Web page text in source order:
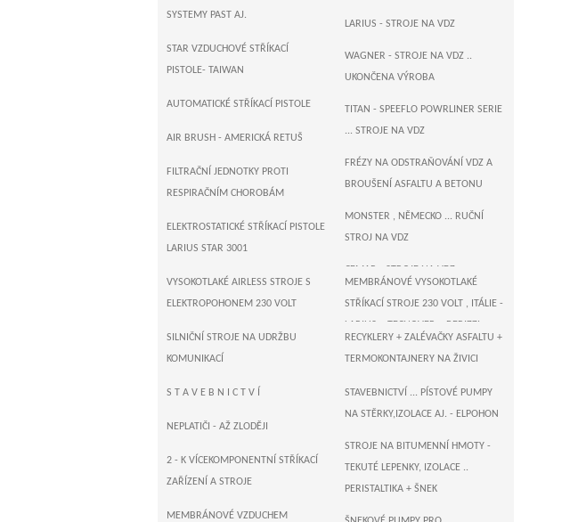
LARIUS - STROJE NA VDZ
WAGNER - STROJE NA VDZ ..
UKONČENA VÝROBA
TITAN - SPEEFLO POWRLINER SERIE
... STROJE NA VDZ
FRÉZY NA ODSTRAŇOVÁNÍ VDZ A
BROUŠENÍ ASFALTU A BETONU
MONSTER , NĚMECKO ... RUČNÍ
STROJ NA VDZ
CEMAR - STROJE NA VDZ
SYSTEMY PAST AJ.
STAR VZDUCHOVÉ STŘÍKACÍ
PISTOLE- TAIWAN
AUTOMATICKÉ STŘÍKACÍ PISTOLE
AIR BRUSH - AMERICKÁ RETUŠ
FILTRAČNÍ JEDNOTKY PROTI
RESPIRAČNÍM CHOROBÁM
ELEKTROSTATICKÉ STŘÍKACÍ PISTOLE
LARIUS STAR 3001
VYSOKOTLAKÉ AIRLESS STROJE S
ELEKTROPOHONEM 230 VOLT
MEMBRÁNOVÉ VYSOKOTLAKÉ
STŘÍKACÍ STROJE 230 VOLT , ITÁLIE -
LARIUS + TECNOVER + BERIZZI
T R I T E C H - US AIRLESS STŘÍKACÍ
STROJE 230 VOLT
SILNIČNÍ STROJE NA UDRŽBU
KOMUNIKACÍ
RECYKLERY + ZALÉVAČKY ASFALTU +
TERMOKONTAJNERY NA ŽIVICI
ZALÉVAČKY - VAŘIČE ASFALTU
S T A V E B N I C T V Í
STAVEBNICTVÍ ... PÍSTOVÉ PUMPY
NA STĚRKY,IZOLACE AJ. - ELPOHON
STROJE NA BITUMENNÍ HMOTY -
TEKUTÉ LEPENKY, IZOLACE ..
PERISTALTIKA + ŠNEK
NEPLATIČI - AŽ ZLODĚJI
2 - K VÍCEKOMPONENTNÍ STŘÍKACÍ
ZAŘÍZENÍ A STROJE
MEMBRÁNOVÉ VZDUCHEM